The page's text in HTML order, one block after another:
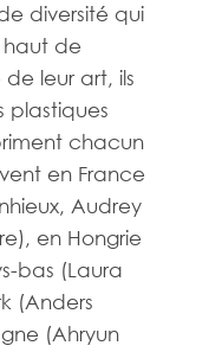
diversité qui
haut de
leur art, ils
plastiques
chacun
en France
Audrey
en Hongrie
bas (Laura
(Anders
(Ahryun